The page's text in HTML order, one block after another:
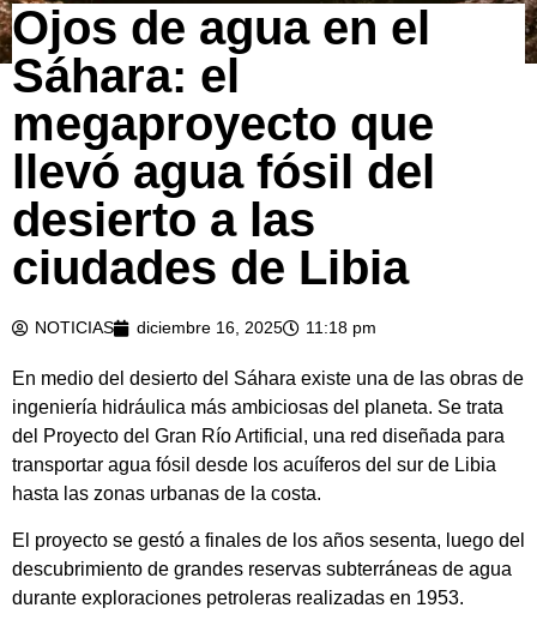
Ojos de agua en el
Sáhara: el
megaproyecto que
llevó agua fósil del
desierto a las
ciudades de Libia
NOTICIAS diciembre 16, 2025 11:18 pm
En medio del desierto del Sáhara existe una de las obras de
ingeniería hidráulica más ambiciosas del planeta. Se trata
del Proyecto del Gran Río Artificial, una red diseñada para
transportar agua fósil desde los acuíferos del sur de Libia
hasta las zonas urbanas de la costa.
El proyecto se gestó a finales de los años sesenta, luego del
descubrimiento de grandes reservas subterráneas de agua
durante exploraciones petroleras realizadas en 1953.